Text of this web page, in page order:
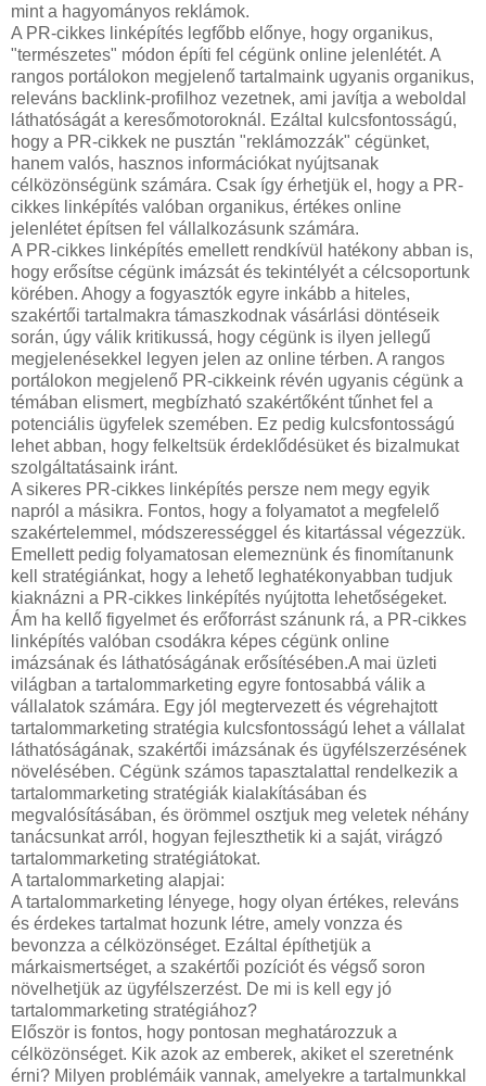
mint a hagyományos reklámok.
A PR-cikkes linképítés legfőbb előnye, hogy organikus,
"természetes" módon építi fel cégünk online jelenlétét. A
rangos portálokon megjelenő tartalmaink ugyanis organikus,
releváns backlink-profilhoz vezetnek, ami javítja a weboldal
láthatóságát a keresőmotoroknál. Ezáltal kulcsfontosságú,
hogy a PR-cikkek ne pusztán "reklámozzák" cégünket,
hanem valós, hasznos információkat nyújtsanak
célközönségünk számára. Csak így érhetjük el, hogy a PR-
cikkes linképítés valóban organikus, értékes online
jelenlétet építsen fel vállalkozásunk számára.
A PR-cikkes linképítés emellett rendkívül hatékony abban is,
hogy erősítse cégünk imázsát és tekintélyét a célcsoportunk
körében. Ahogy a fogyasztók egyre inkább a hiteles,
szakértői tartalmakra támaszkodnak vásárlási döntéseik
során, úgy válik kritikussá, hogy cégünk is ilyen jellegű
megjelenésekkel legyen jelen az online térben. A rangos
portálokon megjelenő PR-cikkeink révén ugyanis cégünk a
témában elismert, megbízható szakértőként tűnhet fel a
potenciális ügyfelek szemében. Ez pedig kulcsfontosságú
lehet abban, hogy felkeltsük érdeklődésüket és bizalmukat
szolgáltatásaink iránt.
A sikeres PR-cikkes linképítés persze nem megy egyik
napról a másikra. Fontos, hogy a folyamatot a megfelelő
szakértelemmel, módszerességgel és kitartással végezzük.
Emellett pedig folyamatosan elemeznünk és finomítanunk
kell stratégiánkat, hogy a lehető leghatékonyabban tudjuk
kiaknázni a PR-cikkes linképítés nyújtotta lehetőségeket.
Ám ha kellő figyelmet és erőforrást szánunk rá, a PR-cikkes
linképítés valóban csodákra képes cégünk online
imázsának és láthatóságának erősítésében.A mai üzleti
világban a tartalommarketing egyre fontosabbá válik a
vállalatok számára. Egy jól megtervezett és végrehajtott
tartalommarketing stratégia kulcsfontosságú lehet a vállalat
láthatóságának, szakértői imázsának és ügyfélszerzésének
növelésében. Cégünk számos tapasztalattal rendelkezik a
tartalommarketing stratégiák kialakításában és
megvalósításában, és örömmel osztjuk meg veletek néhány
tanácsunkat arról, hogyan fejleszthetik ki a saját, virágzó
tartalommarketing stratégiátokat.
A tartalommarketing alapjai:
A tartalommarketing lényege, hogy olyan értékes, releváns
és érdekes tartalmat hozunk létre, amely vonzza és
bevonzza a célközönséget. Ezáltal építhetjük a
márkaismertséget, a szakértői pozíciót és végső soron
növelhetjük az ügyfélszerzést. De mi is kell egy jó
tartalommarketing stratégiához?
Először is fontos, hogy pontosan meghatározzuk a
célközönséget. Kik azok az emberek, akiket el szeretnénk
érni? Milyen problémáik vannak, amelyekre a tartalmunkkal